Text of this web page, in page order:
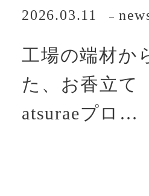
2026.03.11
工場の端材か
た、お香立て
atsuraeプロ…